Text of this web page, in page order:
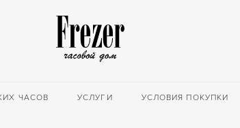
ЧАСОВ УСЛУГИ УСЛОВИЯ ПОКУПКИ